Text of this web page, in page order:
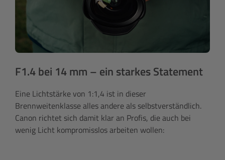
F1.4 bei 14 mm – ein starkes Statement
Eine Lichtstärke von 1:1,4 ist in dieser
Brennweitenklasse alles andere als selbstverständlich.
Canon richtet sich damit klar an Profis, die auch bei
wenig Licht kompromisslos arbeiten wollen: